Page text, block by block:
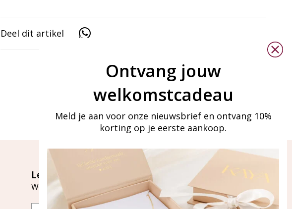
Deel dit artikel
Let's stay in touch
Word lid van onze mailinglijst
Ontvang jouw
welkomstcadeau
Meld je aan voor onze nieuwsbrief en ontvang 10%
korting op je eerste aankoop.